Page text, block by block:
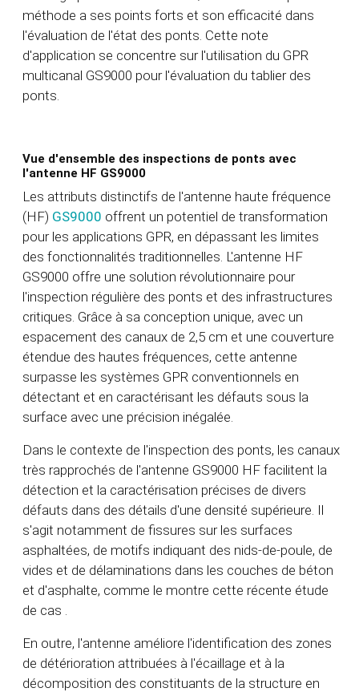
méthode a ses points forts et son efficacité dans
l'évaluation de l'état des ponts. Cette note
d'application se concentre sur l'utilisation du GPR
multicanal GS9000 pour l'évaluation du tablier des
ponts.
Vue d'ensemble des inspections de ponts avec
l'antenne HF GS9000
Les attributs distinctifs de l'antenne haute fréquence
(HF) GS9000 offrent un potentiel de transformation
pour les applications GPR, en dépassant les limites
des fonctionnalités traditionnelles. L'antenne HF
GS9000 offre une solution révolutionnaire pour
l'inspection régulière des ponts et des infrastructures
critiques. Grâce à sa conception unique, avec un
espacement des canaux de 2,5 cm et une couverture
étendue des hautes fréquences, cette antenne
surpasse les systèmes GPR conventionnels en
détectant et en caractérisant les défauts sous la
surface avec une précision inégalée.
Dans le contexte de l'inspection des ponts, les canaux
très rapprochés de l'antenne GS9000 HF facilitent la
détection et la caractérisation précises de divers
défauts dans des détails d'une densité supérieure. Il
s'agit notamment de fissures sur les surfaces
asphaltées, de motifs indiquant des nids-de-poule, de
vides et de délaminations dans les couches de béton
et d'asphalte, comme le montre cette récente étude
de cas
En outre, l'antenne améliore l'identification des zones
de détérioration attribuées à l'écaillage et à la
décomposition des constituants de la structure en